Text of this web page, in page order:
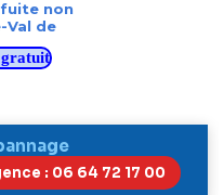
gratuit
non
Val de
: 06 64 72 17 00